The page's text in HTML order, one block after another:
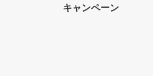
キャンペーン